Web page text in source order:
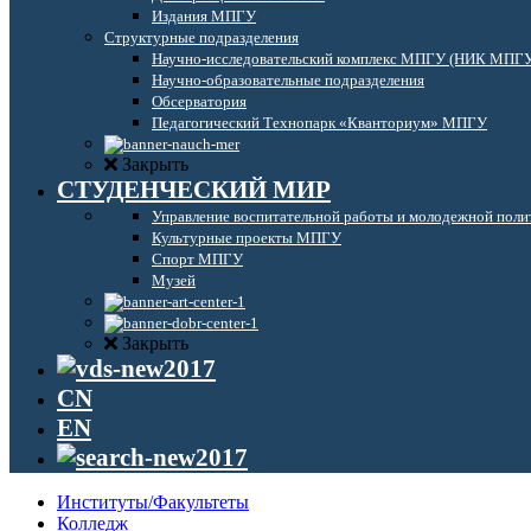
Издания МПГУ
Структурные подразделения
Научно-исследовательский комплекс МПГУ (НИК
Научно-образовательные подразделения
Обсерватория
Педагогический Технопарк «Кванториум» МПГУ
Закрыть
СТУДЕНЧЕСКИЙ МИР
Управление воспитательной работы и молодежной
Культурные проекты МПГУ
Спорт МПГУ
Музей
Закрыть
CN
EN
Институты/Факультеты
Колледж